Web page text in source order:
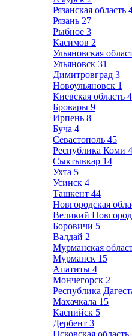
Рязанская область
Рязань 27
Рыбное 3
Касимов 2
Ульяновская
Ульяновск 31
Димитровград 3
Новоульяновск 1
Киевская область
Бровары 9
Ирпень 8
Буча 4
Севастополь 45
Республика Коми
Сыктывкар 14
Ухта 5
Усинск 4
Ташкент 44
Новгородская
Великий Новгород
Боровичи 5
Валдай 2
Мурманская
Мурманск 15
Апатиты 4
Мончегорск 2
Республика
Махачкала 15
Каспийск 5
Дербент 3
Псковская область